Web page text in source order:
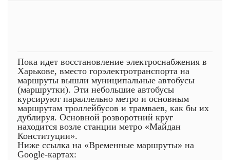
Пока идет восстановление электроснабжения в
Харькове, вместо горэлектротранспорта на
маршруты вышли муниципальные автобусы
(маршрутки). Эти небольшие автобусы
курсируют параллельно метро и основным
маршрутам троллейбусов и трамваев, как бы их
дублируя. Основной розворотний круг
находится возле станции метро «Майдан
Конституции».
Ниже ссылка на «Временные маршруты» на
Google-картах: